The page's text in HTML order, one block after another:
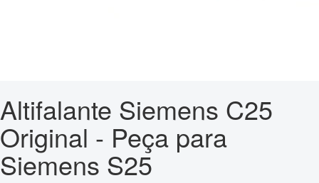
Altifalante Siemens C25
Original - Peça para
Siemens S25